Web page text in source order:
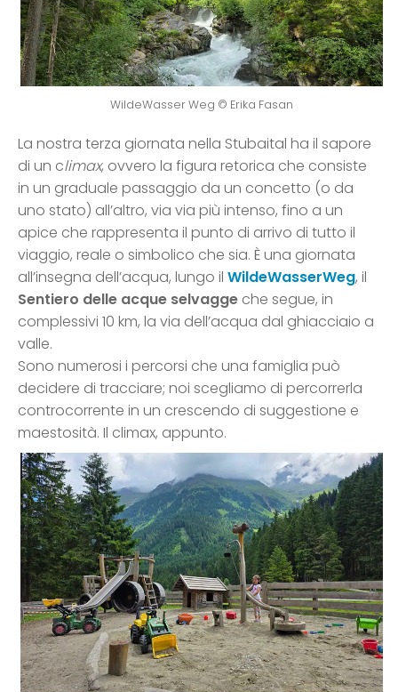
WildeWasser Weg © Erika Fasan
La nostra terza giornata nella Stubaital ha il sapore
di un climax, ovvero la figura retorica che consiste
in un graduale passaggio da un concetto (o da
uno stato) all’altro, via via più intenso, fino a un
apice che rappresenta il punto di arrivo di tutto il
viaggio, reale o simbolico che sia. È una giornata
all’insegna dell’acqua, lungo il WildeWasserWeg, il
Sentiero delle acque selvagge che segue, in
complessivi 10 km, la via dell’acqua dal ghiacciaio a
valle.
Sono numerosi i percorsi che una famiglia può
decidere di tracciare; noi scegliamo di percorrerla
controcorrente in un crescendo di suggestione e
maestosità. Il climax, appunto.